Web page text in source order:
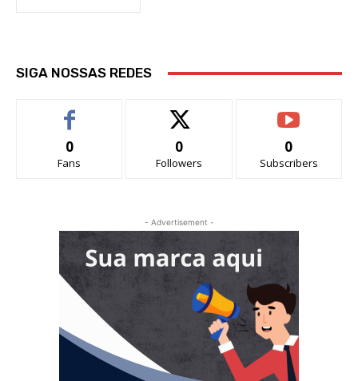
SIGA NOSSAS REDES
0
Fans
0
Followers
0
Subscribers
- Advertisement -